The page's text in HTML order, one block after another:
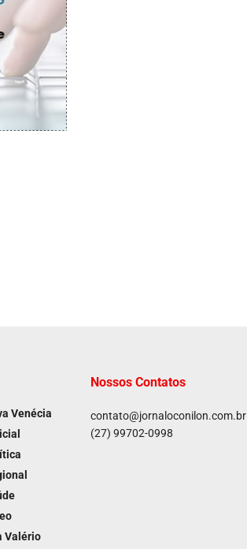
Venécia
Valério
Nossos Contatos
contato@jornaloconilon.com.br
(27) 99702-0998